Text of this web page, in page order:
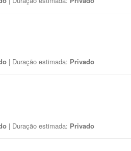
| Duração estimada: Privado
| Duração estimada: Privado